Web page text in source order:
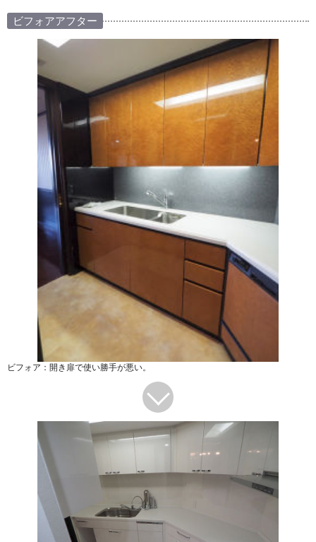
ビフォアアフター
ビフォア：開き扉で使い勝手が悪い。